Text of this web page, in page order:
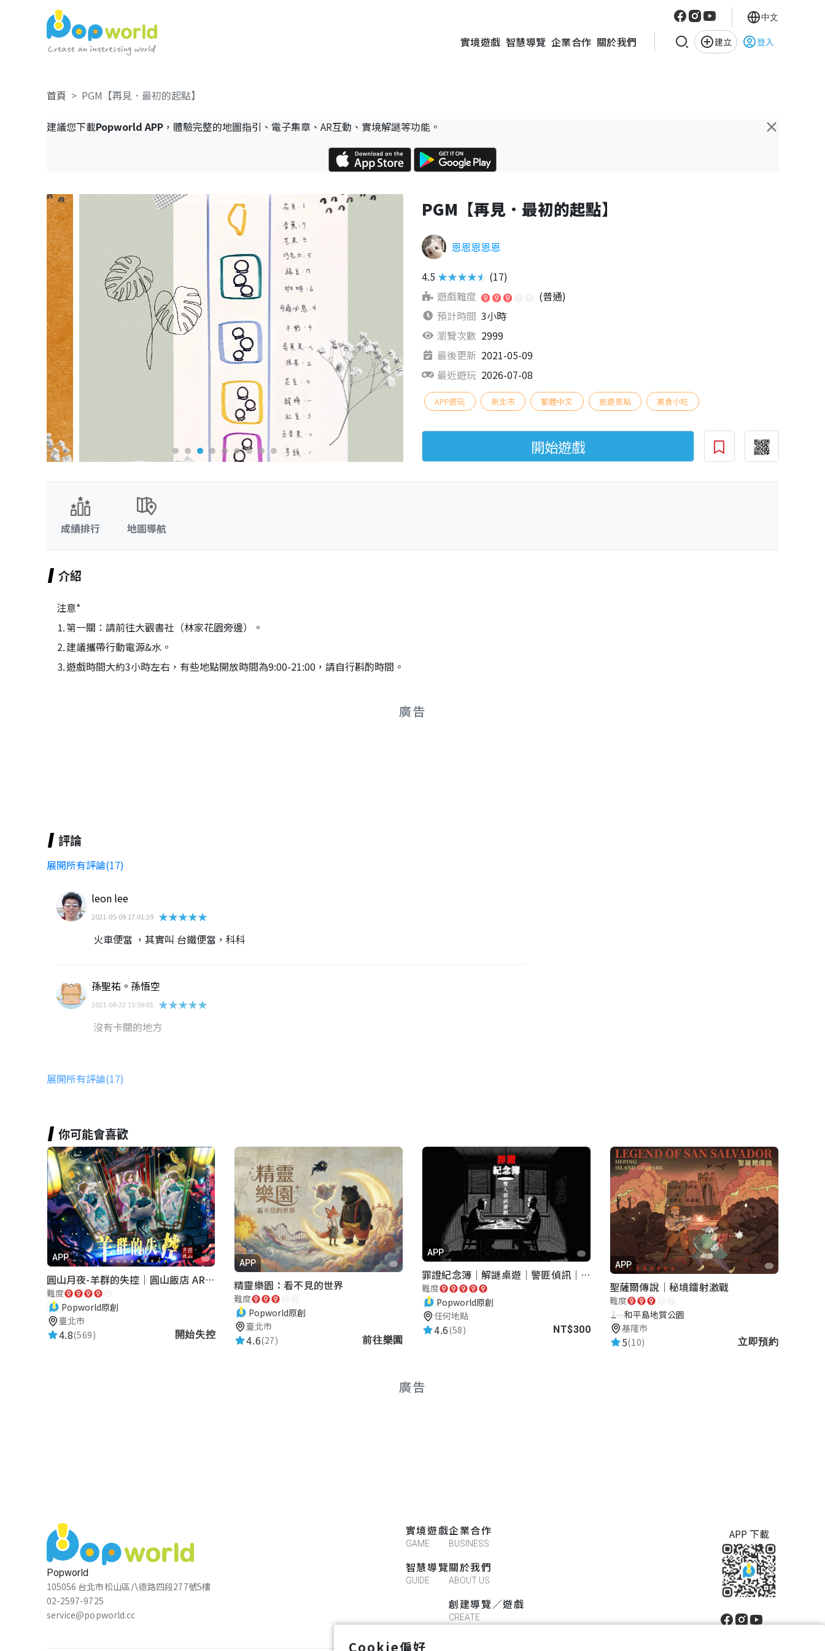
實境遊戲 智慧導覽 企業合作 關於我們 建立 登入
中文
首頁 PGM【再見．最初的起點】
×
建議您下載Popworld APP，體驗完整的地圖指引、電子集章、AR互動、實境解謎等功能。
PGM【再見．最初的起點】
恩恩恩恩恩
4.5 ★★★★★ (17)
遊戲難度
(普通)
預計時間 3小時
瀏覽次數 2999
最後更新 2021-05-09
最近遊玩 2026-07-08
APP遊玩 新北市 繁體中文 旅遊景點 美食小吃
開始遊戲
成績排行 地圖導航
介紹
注意*
⒈第一關：請前往大觀書社（林家花園旁邊）。
⒉建議攜帶行動電源&水。
⒊遊戲時間大約3小時左右，有些地點開放時間為9:00-21:00，請自行斟酌時間。
廣告
評論
展開所有評論(17)
leon lee
2021-05-09 17:01:39 ★★★★★
火車便當 ，其實叫 台鐵便當，科科
孫聖祐。孫悟空
2021-04-22 15:59:01
★★★★★
沒有卡關的地方
紅茶拉麵
李宇涵
2021-04-19 15:13:23
★★★★★
很棒！有挑戰性也很好玩
趙介亭
2021-04-19 15:09:47 ★★★★★
遊戲地點選擇很有創意，美編很清新
Lin
讚讚(⁎⁍̴̛ᴗ⁍̴̛⁎)
陳古巾
2021-04-09 12:33:17
展開所有評論(17)
你可能會喜歡
APP
圓山月夜-羊群的失控｜圓山飯店 ARG實境解謎遊戲
難度
Popworld原創
臺北市
4.8(569) 開始失控
APP
精靈樂園：看不見的世界
難度
Popworld原創
臺北市
4.6(27) 前往樂園
APP
罪證紀念簿｜解謎桌遊｜警匪偵訊｜室內遊戲
難度
Popworld原創
任何地點
4.6(58) NT$300
APP
聖薩爾傳說｜秘境鐳射激戰
難度
和平島地質公園
基隆市
5(10) 立即預約
廣告
Popworld
105056 台北市松山區八德路四段277號5樓
02-2597-9725
service@popworld.cc
實境遊戲
GAME
智慧導覽
GUIDE
企業合作
BUSINESS
關於我們
ABOUT US
創建導覽／遊戲
CREATE
APP 下載
Cookie偏好